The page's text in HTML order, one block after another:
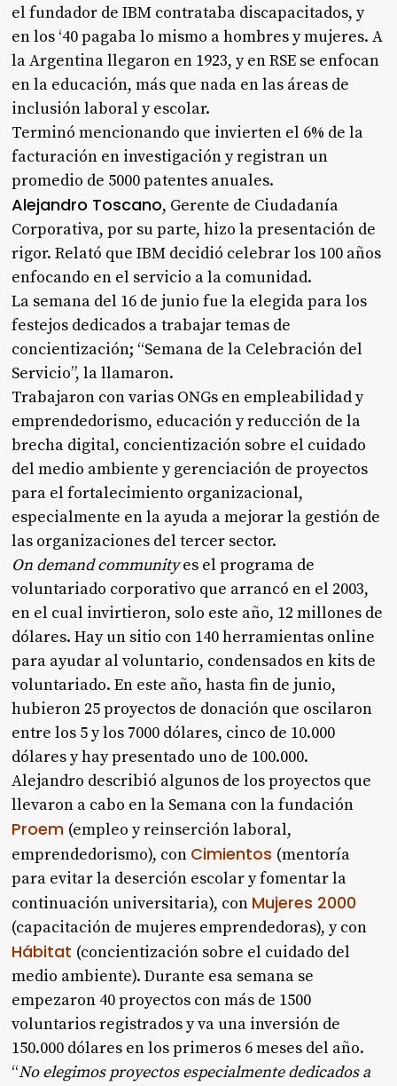
el fundador de IBM contrataba discapacitados, y
en los ‘40 pagaba lo mismo a hombres y mujeres. A
la Argentina llegaron en 1923, y en RSE se enfocan
en la educación, más que nada en las áreas de
inclusión laboral y escolar.
Terminó mencionando que invierten el 6% de la
facturación en investigación y registran un
promedio de 5000 patentes anuales.
Alejandro Toscano, Gerente de Ciudadanía
Corporativa, por su parte, hizo la presentación de
rigor. Relató que IBM decidió celebrar los 100 años
enfocando en el servicio a la comunidad.
La semana del 16 de junio fue la elegida para los
festejos dedicados a trabajar temas de
concientización; “Semana de la Celebración del
Servicio”, la llamaron.
Trabajaron con varias ONGs en empleabilidad y
emprendedorismo, educación y reducción de la
brecha digital, concientización sobre el cuidado
del medio ambiente y gerenciación de proyectos
para el fortalecimiento organizacional,
especialmente en la ayuda a mejorar la gestión de
las organizaciones del tercer sector.
On demand communityes el programa de
voluntariado corporativo que arrancó en el 2003,
en el cual invirtieron, solo este año, 12 millones de
dólares. Hay un sitio con 140 herramientas online
para ayudar al voluntario, condensados en kits de
voluntariado. En este año, hasta fin de junio,
hubieron 25 proyectos de donación que oscilaron
entre los 5 y los 7000 dólares, cinco de 10.000
dólares y hay presentado uno de 100.000.
Alejandro describió algunos de los proyectos que
llevaron a cabo en la Semana con la fundación
Proem (empleo y reinserción laboral,
emprendedorismo), con Cimientos (mentoría
para evitar la deserción escolar y fomentar la
continuación universitaria), con Mujeres 2000
(capacitación de mujeres emprendedoras), y con
Hábitat (concientización sobre el cuidado del
medio ambiente). Durante esa semana se
empezaron 40 proyectos con más de 1500
voluntarios registrados y va una inversión de
150.000 dólares en los primeros 6 meses del año.
“No elegimos proyectos especialmente dedicados a